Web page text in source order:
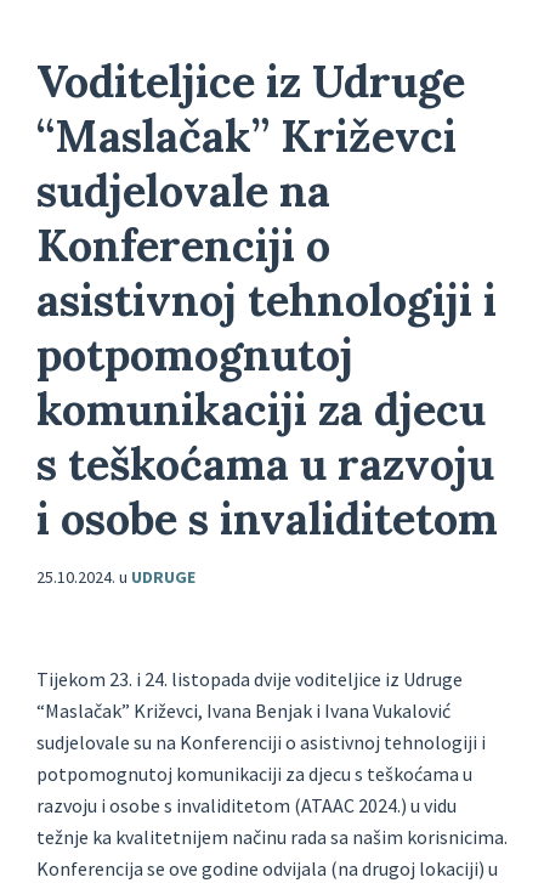
Voditeljice iz Udruge
“Maslačak” Križevci
sudjelovale na
Konferenciji o
asistivnoj tehnologiji i
potpomognutoj
komunikaciji za djecu
s teškoćama u razvoju
i osobe s invaliditetom
25.10.2024. u UDRUGE
Tijekom 23. i 24. listopada dvije voditeljice iz Udruge
“Maslačak” Križevci, Ivana Benjak i Ivana Vukalović
sudjelovale su na Konferenciji o asistivnoj tehnologiji i
potpomognutoj komunikaciji za djecu s teškoćama u
razvoju i osobe s invaliditetom (ATAAC 2024.) u vidu
težnje ka kvalitetnijem načinu rada sa našim korisnicima.
Konferencija se ove godine odvijala (na drugoj lokaciji) u